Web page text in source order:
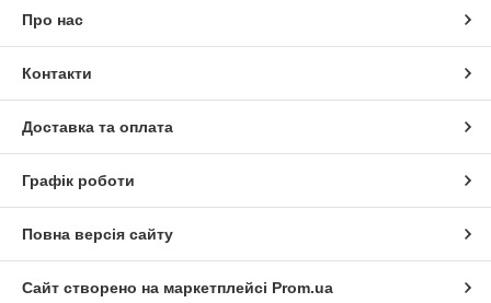
Про нас
Контакти
Доставка та оплата
Графік роботи
Повна версія сайту
Сайт створено на маркетплейсі Prom.ua